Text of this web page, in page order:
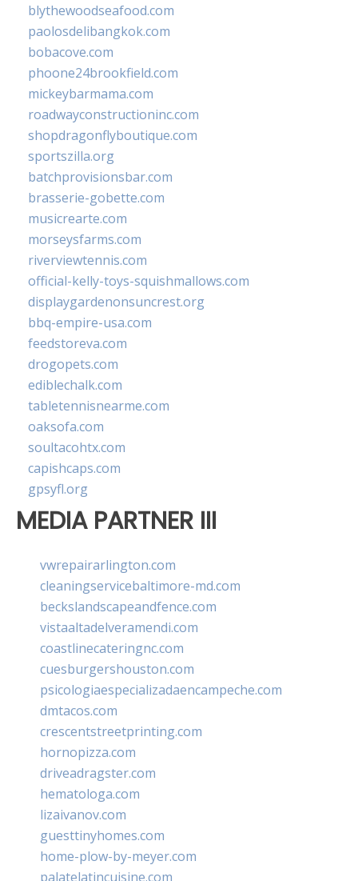
blythewoodseafood.com
paolosdelibangkok.com
bobacove.com
phoone24brookfield.com
mickeybarmama.com
roadwayconstructioninc.com
shopdragonflyboutique.com
sportszilla.org
batchprovisionsbar.com
brasserie-gobette.com
musicrearte.com
morseysfarms.com
riverviewtennis.com
official-kelly-toys-squishmallows.com
displaygardenonsuncrest.org
bbq-empire-usa.com
feedstoreva.com
drogopets.com
ediblechalk.com
tabletennisnearme.com
oaksofa.com
soultacohtx.com
capishcaps.com
gpsyfl.org
MEDIA PARTNER III
vwrepairarlington.com
cleaningservicebaltimore-md.com
beckslandscapeandfence.com
vistaaltadelveramendi.com
coastlinecateringnc.com
cuesburgershouston.com
psicologiaespecializadaencampeche.com
dmtacos.com
crescentstreetprinting.com
hornopizza.com
driveadragster.com
hematologa.com
lizaivanov.com
guesttinyhomes.com
home-plow-by-meyer.com
palatelatincuisine.com